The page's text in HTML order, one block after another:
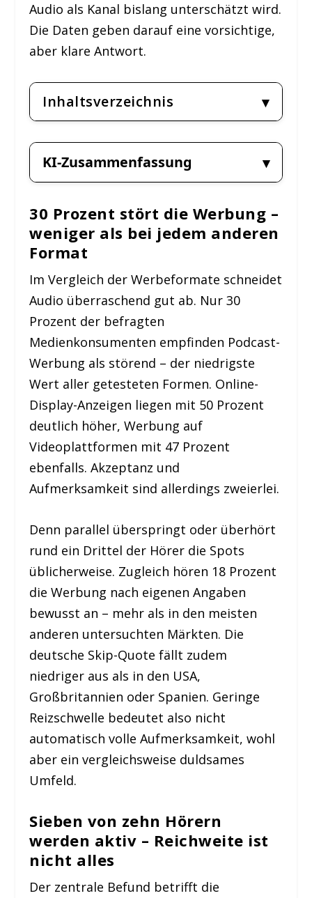
Audio als Kanal bislang unterschätzt wird.
Die Daten geben darauf eine vorsichtige,
aber klare Antwort.
Inhaltsverzeichnis
KI-Zusammenfassung
30 Prozent stört die Werbung –
weniger als bei jedem anderen
Format
Im Vergleich der Werbeformate schneidet
Audio überraschend gut ab. Nur 30
Prozent der befragten
Medienkonsumenten empfinden Podcast-
Werbung als störend – der niedrigste
Wert aller getesteten Formen. Online-
Display-Anzeigen liegen mit 50 Prozent
deutlich höher, Werbung auf
Videoplattformen mit 47 Prozent
ebenfalls. Akzeptanz und
Aufmerksamkeit sind allerdings zweierlei.
Denn parallel überspringt oder überhört
rund ein Drittel der Hörer die Spots
üblicherweise. Zugleich hören 18 Prozent
die Werbung nach eigenen Angaben
bewusst an – mehr als in den meisten
anderen untersuchten Märkten. Die
deutsche Skip-Quote fällt zudem
niedriger aus als in den USA,
Großbritannien oder Spanien. Geringe
Reizschwelle bedeutet also nicht
automatisch volle Aufmerksamkeit, wohl
aber ein vergleichsweise duldsames
Umfeld.
Sieben von zehn Hörern
werden aktiv – Reichweite ist
nicht alles
Der zentrale Befund betrifft die